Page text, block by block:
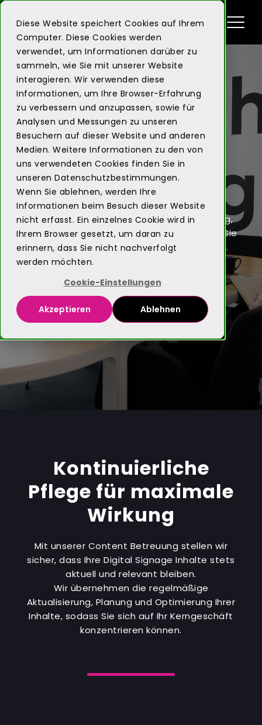
Diese Website speichert Cookies auf Ihrem
Computer. Diese Cookies werden
verwendet, um Informationen darüber zu
sammeln, wie Sie mit unserer Website
interagieren. Wir verwenden diese
Informationen, um Ihre Browser-Erfahrung
zu verbessern und anzupassen, sowie für
Analysen und Messungen zu unseren
Besuchern auf dieser Website und anderen
Medien. Weitere Informationen zu den von
uns verwendeten Cookies finden Sie in
unseren Datenschutzbestimmungen.
Wenn Sie ablehnen, werden Ihre
Informationen beim Besuch dieser Website
nicht erfasst. Ein einzelnes Cookie wird in
Ihrem Browser gesetzt, um daran zu
erinnern, dass Sie nicht nachverfolgt
werden möchten.
Cookie-Einstellungen
Akzeptieren Ablehnen
Content
Betreuung
Kontinuierliche Pflege für maximale Wirkung.
Wir übernehmen die regelmäßige Aktualisierung,
Planung und Optimierung Ihrer Inhalte, sodass Sie
sich auf Ihr Kerngeschäft konzentrieren können.
Jetzt beraten lassen
Kontinuierliche
Pflege für maximale
Wirkung
Mit unserer Content Betreuung stellen wir
sicher, dass Ihre Digital Signage Inhalte stets
aktuell und relevant bleiben.
Wir übernehmen die regelmäßige
Aktualisierung, Planung und Optimierung Ihrer
Inhalte, sodass Sie sich auf Ihr Kerngeschäft
konzentrieren können.